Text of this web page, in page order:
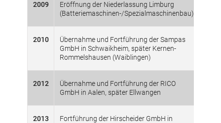
2009
Eröffnung der Niederlassung Limburg
(Batteriemaschinen-/Spezialmaschinenbau)
2010
Übernahme und Fortführung der Sampas
GmbH in Schwaikheim, später Kernen-
Rommelshausen (Waiblingen)
2012
Übernahme und Fortführung der RICO
GmbH in Aalen, später Ellwangen
2013
Fortführung der Hirscheider GmbH in